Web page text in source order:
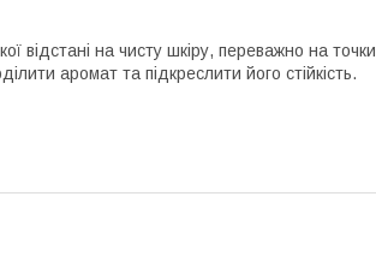
відстані на чисту шкіру, переважно на точки
аромат та підкреслити його стійкість.